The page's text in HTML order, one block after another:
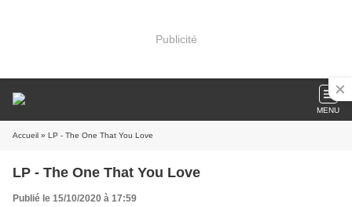
Publicité
MENU
Accueil » LP - The One That You Love
LP - The One That You Love
Publié le 15/10/2020 à 17:59